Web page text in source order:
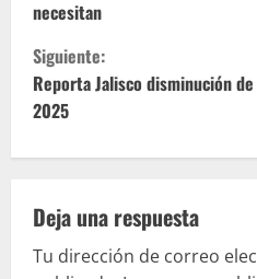
g
u
e
e
necesitan
Siguiente:
Reporta Jalisco disminución
2025
Deja una respuesta
Tu dirección de correo